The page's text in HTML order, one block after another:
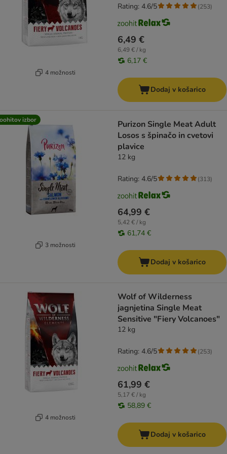
4 možnosti
6,49 €
6,49 € / kg
6,17 €
Rating: 4.6/5 (253)
Dodaj v košarico
izbor
3 možnosti
Purizon Single Meat Adult
Losos s špinačo in cvetovi
plavice
12 kg
64,99 €
5,42 € / kg
61,74 €
Rating: 4.6/5 (313)
Dodaj v košarico
4 možnosti
Wolf of Wilderness
jagnjetina Single Meat
Sensitive "Fiery Volcanoes"
12 kg
61,99 €
5,17 € / kg
58,89 €
Rating: 4.6/5 (253)
Dodaj v košarico